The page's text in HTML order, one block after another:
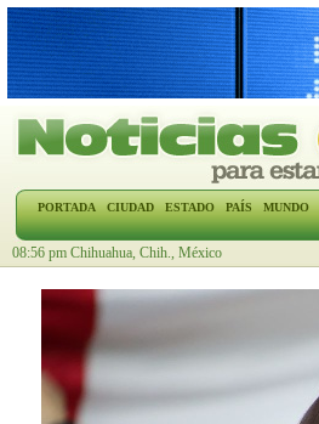
PORTADA CIUDAD ESTADO PAÍS MUNDO
08:56 pm Chihuahua, Chih., México